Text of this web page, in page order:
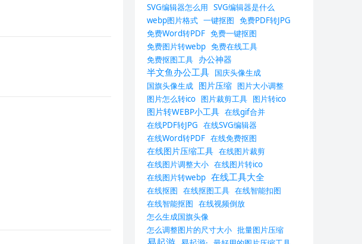
SVG编辑器怎么用 SVG编辑器是什么
webp图片格式 一键抠图 免费PDF转JPG
免费Word转PDF 免费一键抠图
免费图片转webp 免费在线工具
免费抠图工具 办公神器
半文鱼办公工具 国庆头像生成
国旗头像生成 图片压缩 图片大小调整
图片怎么转ico 图片裁剪工具 图片转ico
图片转WEBP小工具 在线gif合并
在线PDF转JPG 在线SVG编辑器
在线Word转PDF 在线免费抠图
在线图片压缩工具 在线图片裁剪
在线图片调整大小 在线图片转ico
在线图片转webp 在线工具大全
在线抠图 在线抠图工具 在线智能扣图
在线智能抠图 在线视频倒放
怎么生成国旗头像
怎么调整图片的尺寸大小 批量图片压缩